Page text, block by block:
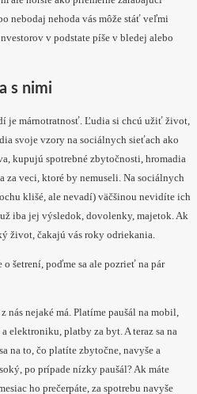
nebodaj nehoda vás môže stáť veľmi
v podstate píše v bledej alebo
s nimi
je márnotratnosť. Ľudia si chcú užiť život,
svoje vzory na sociálnych sieťach ako
kupujú spotrebné zbytočnosti, hromadia
za veci, ktoré by nemuseli. Na sociálnych
klišé, ale nevadí) väčšinou nevidíte ich
iba jej výsledok, dovolenky, majetok. Ak
život, čakajú vás roky odriekania.
šetrení, poďme sa ale pozrieť na pár
nás nejaké má. Platíme paušál na mobil,
elektroniku, platby za byt. A teraz sa na
na to, čo platíte zbytočne, navyše a
po prípade nízky paušál? Ak máte
ho prečerpáte, za spotrebu navyše